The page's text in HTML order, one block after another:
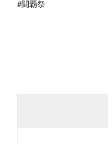
#闘覇祭